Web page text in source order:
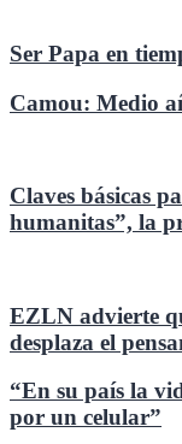
Ser Papa en
Camou: Medio
Claves básicas
humanitas”, la
EZLN advierte
desplaza el
“En su país la
por un celular”